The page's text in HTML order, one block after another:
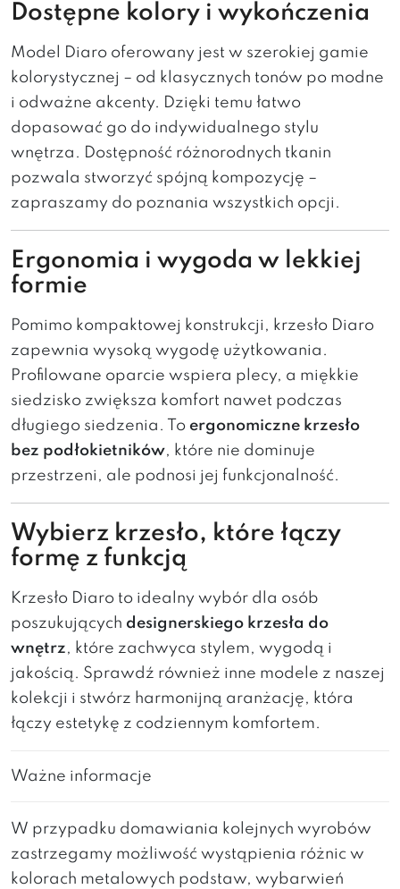
Dostępne kolory i wykończenia
Model Diaro oferowany jest w szerokiej gamie
kolorystycznej – od klasycznych tonów po modne
i odważne akcenty. Dzięki temu łatwo
dopasować go do indywidualnego stylu
wnętrza. Dostępność różnorodnych tkanin
pozwala stworzyć spójną kompozycję –
zapraszamy do poznania wszystkich opcji.
Ergonomia i wygoda w lekkiej
formie
Pomimo kompaktowej konstrukcji, krzesło Diaro
zapewnia wysoką wygodę użytkowania.
Profilowane oparcie wspiera plecy, a miękkie
siedzisko zwiększa komfort nawet podczas
długiego siedzenia. To ergonomiczne krzesło
bez podłokietników, które nie dominuje
przestrzeni, ale podnosi jej funkcjonalność.
Wybierz krzesło, które łączy
formę z funkcją
Krzesło Diaro to idealny wybór dla osób
poszukujących designerskiego krzesła do
wnętrz, które zachwyca stylem, wygodą i
jakością. Sprawdź również inne modele z naszej
kolekcji i stwórz harmonijną aranżację, która
łączy estetykę z codziennym komfortem.
Ważne informacje
W przypadku domawiania kolejnych wyrobów
zastrzegamy możliwość wystąpienia różnic w
kolorach metalowych podstaw, wybarwień